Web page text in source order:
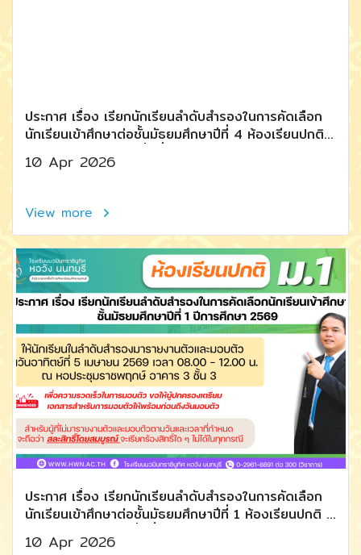
ประกาศ เรื่อง เรียกนักเรียนลำดับสำรองในการคัดเลือก
นักเรียนเข้าศึกษาต่อชั้นมัธยมศึกษาปีที่ 4 ห้องเรียนปกติ
ปีการศึกษา 2569 (ครั้งที่ 2)
10 Apr 2026
View more
ประกาศ เรื่อง เรียกนักเรียนลำดับสำรองในการคัดเลือก
นักเรียนเข้าศึกษาต่อชั้นมัธยมศึกษาปีที่ 1 ห้องเรียนปกติ ปี
การศึกษา 2569 (ครั้งที่ 2)
10 Apr 2026